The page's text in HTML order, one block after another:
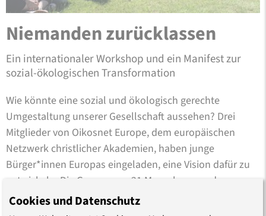
Niemanden zurücklassen
Ein internationaler Workshop und ein Manifest zur
sozial-ökologischen Transformation
Wie könnte eine sozial und ökologisch gerechte
Umgestaltung unserer Gesellschaft aussehen? Drei
Mitglieder von Oikosnet Europe, dem europäischen
Netzwerk christlicher Akademien, haben junge
Bürger*innen Europas eingeladen, eine Vision dafür zu
entwickeln. Die Gruppe von 21 Menschen aus der …
Cookies und Datenschutz